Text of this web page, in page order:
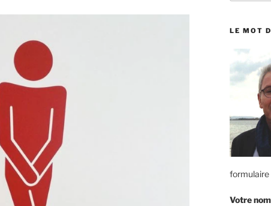
LE MOT
formulaire
Votre nom